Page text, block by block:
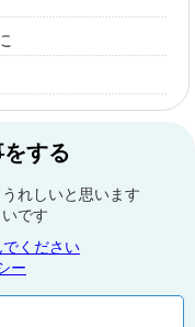
する
れしいと思います
です
ください
ー